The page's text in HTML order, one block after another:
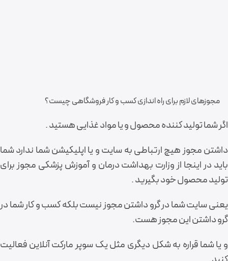
مجوزهای لازم برای راه اندازی کسب و کار فروشگاهی چیست؟
اگر شما تولید کننده محصول و یا مواد غذایی هستید .
داشتن مجوز هیچ ارتباطی به سایت و یا اپلیکیشن شما ندارد شما
باید در اینجا از وزارت بهداشت درمان و آموزش پزشکی مجوز برای
تولید محصول خود بگیرید .
یعنی سایت شما در گرو داشتن مجوز نیست بلکه کسب و کار شما در
گرو داشتن این مجوز هست.
و یا شما قراره به شکل دیگری مثل یک سوپر مارکت آنلاین فعالیت